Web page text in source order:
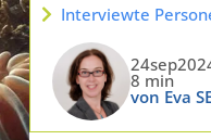
Interviewte
8 min
von Eva